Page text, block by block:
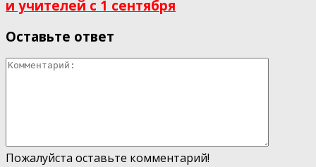
и учителей с 1 сентября
Оставьте ответ
Пожалуйста оставьте комментарий!